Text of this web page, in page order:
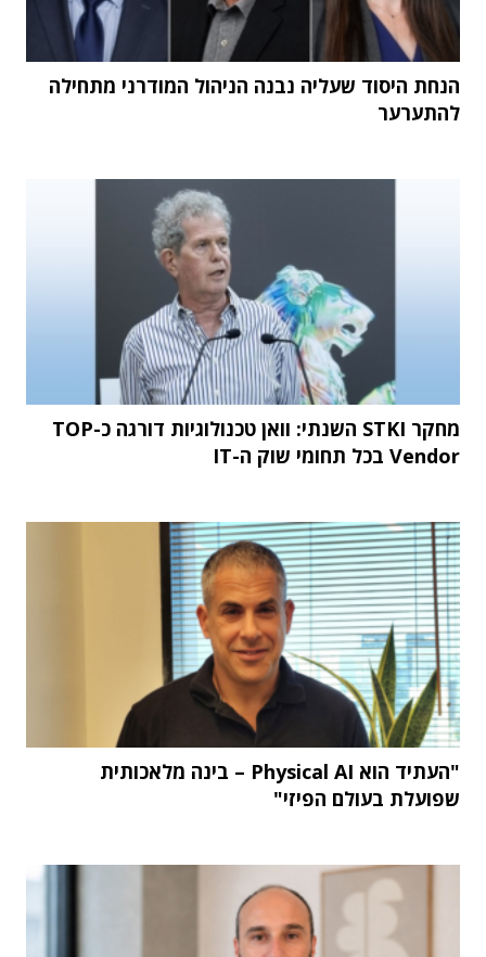
הנחת היסוד שעליה נבנה הניהול המודרני מתחילה
להתערער
מחקר STKI השנתי: וואן טכנולוגיות דורגה כ-TOP
Vendor בכל תחומי שוק ה-IT
"העתיד הוא Physical AI – בינה מלאכותית
שפועלת בעולם הפיזי"